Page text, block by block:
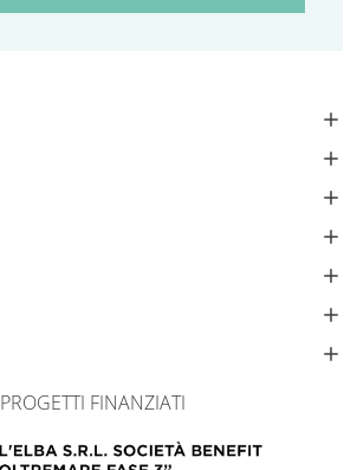
PROGETTI FINANZIATI